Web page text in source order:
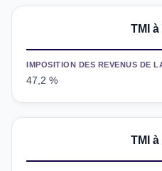
TMI à
IMPOSITION DES REVENUS DE
47,2 %
TMI à